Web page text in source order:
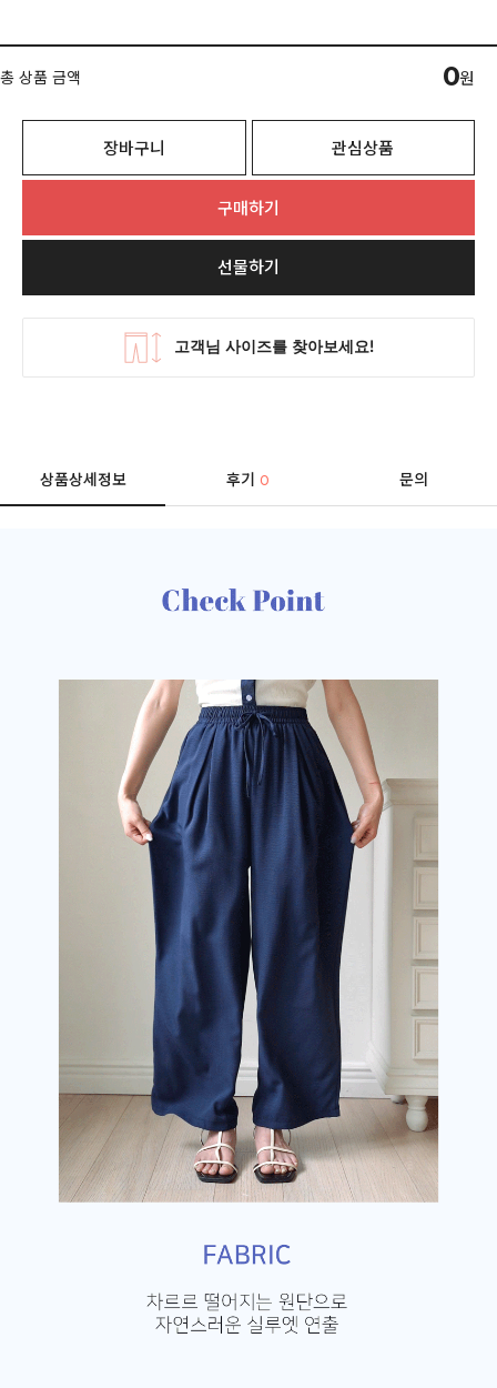
총 상품 금액 0원
장바구니 관심상품
구매하기
선물하기
상품상세정보 후기0 문의